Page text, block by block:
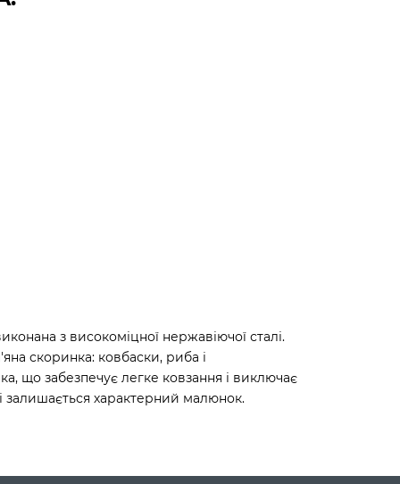
з високоміцної нержавіючої сталі.
скоринка: ковбаски, риба і
що забезпечує легке ковзання і виключає
залишається характерний малюнок.